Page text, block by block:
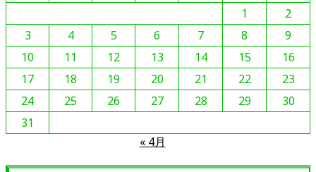
1
2
3
4 5 6 7 8
9
10
11 12 13 14 15
16
17
18 19 20 21 22
23
24
25 26 27 28 29
30
31
« 4月